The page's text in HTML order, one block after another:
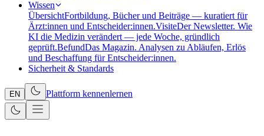
Wissen
ÜbersichtFortbildung, Bücher und Beiträge — kuratiert für
Ärzt:innen und Entscheider:innen.VisiteDer Newsletter. Wie
KI die Medizin verändert — jede Woche, gründlich
geprüft.BefundDas Magazin. Analysen zu Abläufen, Erlös
und Beschaffung für Entscheider:innen.
Sicherheit & Standards
EN Plattform kennenlernen